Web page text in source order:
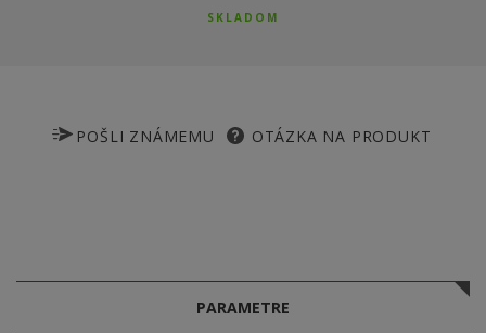
SKLADOM
POŠLI ZNÁMEMU OTÁZKA NA PRODUKT
PARAMETRE